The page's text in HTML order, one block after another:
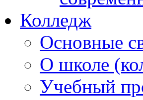
Колледж
Основные
О школе
Учебный